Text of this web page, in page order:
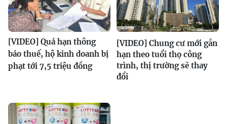
[VIDEO] Quá hạn thông
báo thuế, hộ kinh doanh bị
phạt tới 7,5 triệu đồng
[VIDEO] Chung cư mới gắn
hạn theo tuổi thọ công
trình, thị trường sẽ thay
đổi